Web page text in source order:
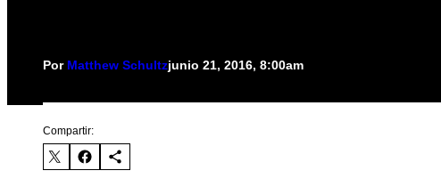
Por Matthew Schultzjunio 21, 2016, 8:00am
Compartir: